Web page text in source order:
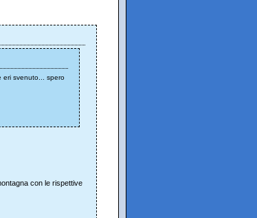
eri svenuto... spero
con le rispettive